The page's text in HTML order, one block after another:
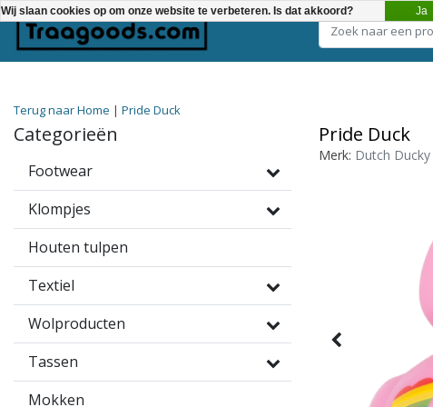
Terug naar Home | Pride Duck
Categorieën
Footwear
Klompjes
Houten tulpen
Textiel
Wolproducten
Tassen
Mokken
Pride Duck
Merk: Dutch Ducky
Wij slaan cookies op om onze website te verbeteren. Is dat akkoord? Ja